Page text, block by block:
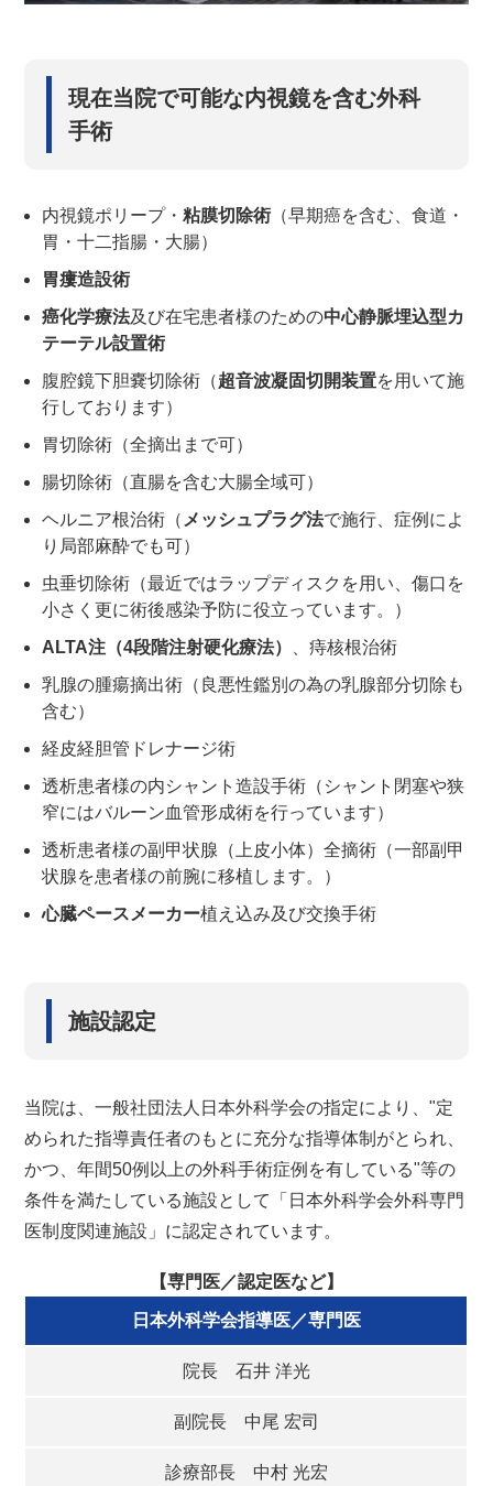
現在当院で可能な内視鏡を含む外科
手術
内視鏡ポリープ・粘膜切除術 （早期癌を含む、食道・
胃・十二指腸・大腸）
胃瘻造設術
癌化学療法及び在宅患者様のための中心静脈埋込型カ
テーテル設置術
腹腔鏡下胆嚢切除術（超音波凝固切開装置を用いて施
行しております）
胃切除術（全摘出まで可）
腸切除術（直腸を含む大腸全域可）
ヘルニア根治術（ メッシュプラグ法で施行、症例によ
り局部麻酔でも可）
虫垂切除術（最近ではラップディスクを用い、傷口を
小さく更に術後感染予防に役立っています。）
ALTA注（4段階注射硬化療法）
、痔核根治術
乳腺の腫瘍摘出術（良悪性鑑別の為の乳腺部分切除も
含む）
経皮経胆管ドレナージ術
透析患者様の内シャント造設手術（シャント閉塞や狭
窄にはバルーン血管形成術を行っています）
透析患者様の副甲状腺（上皮小体）全摘術（一部副甲
状腺を患者様の前腕に移植します。）
心臓ペースメーカー植え込み及び交換手術
施設認定
当院は、一般社団法人日本外科学会の指定により、"定
められた指導責任者のもとに充分な指導体制がとられ、
かつ、年間50例以上の外科手術症例を有している"等の
条件を満たしている施設として「日本外科学会外科専門
医制度関連施設」に認定されています。
【専門医／認定医など】
日本外科学会指導医／専門医
院長 石井 洋光
副院長 中尾 宏司
診療部長 中村 光宏